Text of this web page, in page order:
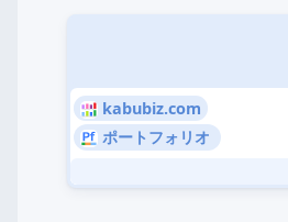
kabubiz.com
ポートフォリオ